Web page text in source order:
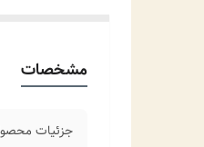
مشخصات
جزئیات